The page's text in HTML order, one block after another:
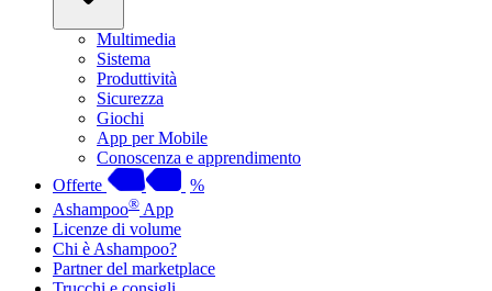
Multimedia
Sistema
Produttività
Sicurezza
Giochi
App per Mobile
Conoscenza e apprendimento
Offerte
%
Ashampoo® App
Licenze di volume
Chi è Ashampoo?
Partner del marketplace